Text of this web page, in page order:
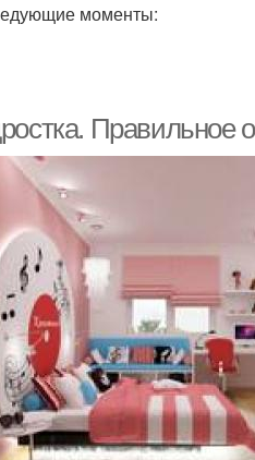
моменты:
Правильное